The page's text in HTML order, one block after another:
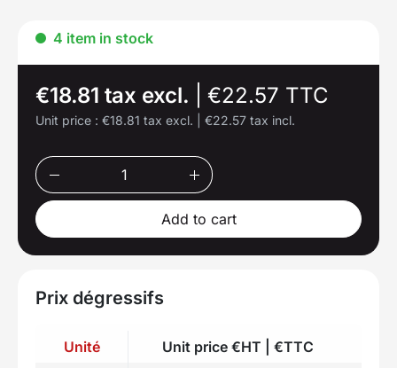
4 item in stock
€18.81 tax excl. €22.57 TTC
Unit price : €18.81 tax excl. €22.57 tax incl.
Add to cart
Prix dégressifs
Unité
Unit price €HT | €TTC